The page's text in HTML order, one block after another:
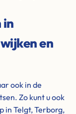
in
en
ook in de
Zo kunt u ook
in Telgt, Terborg,